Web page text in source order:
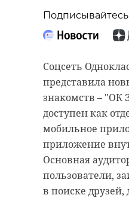
Подписывайтесь
Соцсеть
представила
знакомств – "ОК
доступен как
мобильное
приложение
Основная
пользователи,
в поиске друзей,